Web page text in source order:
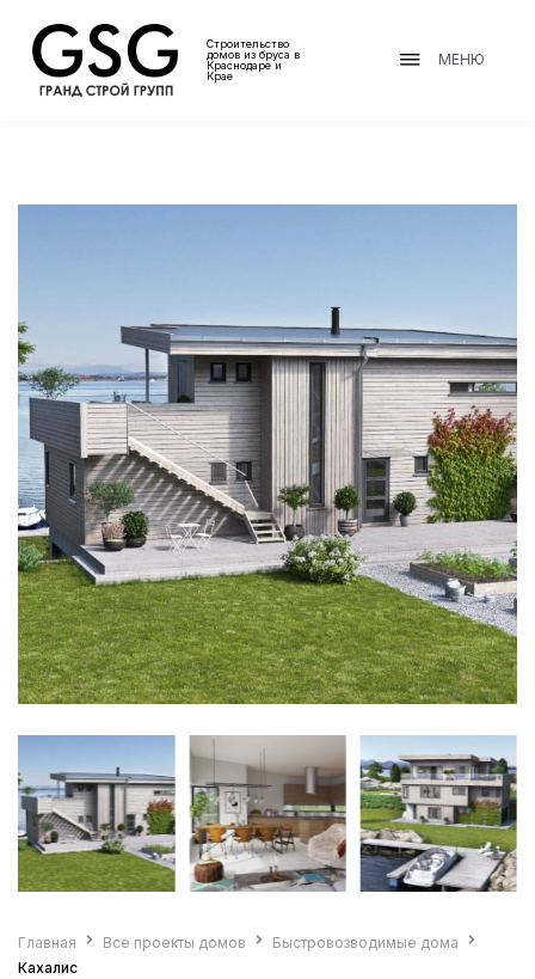
Строительство
домов из бруса в
Краснодаре и
Крае
МЕНЮ
Главная Все проекты домов
Быстровозводимые дома
Кахалис